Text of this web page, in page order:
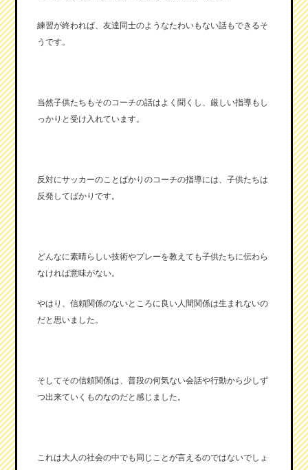
練習が終われば、友達同士のようなたわいもない話もできるそ
うです。
当然子供たちもそのコーチの話はよく聞くし、厳しい指導もし
っかりと受け入れています。
反対にサッカーのことばかりのコーチの指導には、子供たちは
反発してばかりです。
どんなに素晴らしい技術やプレーを教えても子供たちに伝わら
なければ意味がない。
やはり、信頼関係のないところに良い人間関係は生まれないの
だと思いました。
そしてその信頼関係は、普段の何気ない会話や行動から少しず
つ出来ていくものなのだと感じました。
これは大人の社会の中でも同じことが言えるのではないでしょ